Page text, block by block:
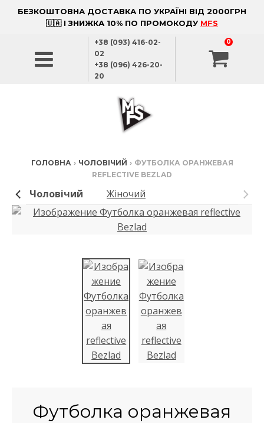
БЕЗКОШТОВНА ДОСТАВКА ПО УКРАЇНІ ВІД 2000ГРН
🇺🇦 І ЗНИЖКА 10% ПО ПРОМОКОДУ MFS
+38 (093) 416-02-
02
+38 (096) 426-20-
20
0
ГОЛОВНА › ЧОЛОВІЧИЙ › ФУТБОЛКА ОРАНЖЕВАЯ
REFLECTIVE BEZLAD
Чоловічий Жіночий
Футболка оранжевая